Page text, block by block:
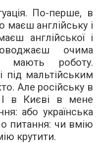
По-перше, в
маєш англійську і
англійської і
очима
мають роботу.
під мальтійським
Але російську в
І в Києві в мене
або українська
питання: чи вмію
крутити.